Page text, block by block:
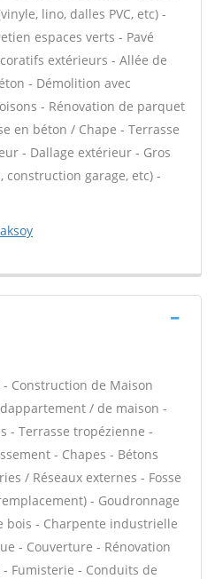
lino, dalles PVC, etc) -
espaces verts - Pavé
extérieurs - Allée de
- Démolition avec
- Rénovation de parquet
en béton / Chape - Terrasse
- Dallage extérieur - Gros
construction garage, etc) -
Construction de Maison
/ de maison -
- Terrasse tropézienne -
- Chapes - Bétons
/ Réseaux externes - Fosse
- Goudronnage
- Charpente industrielle
- Couverture - Rénovation
Fumisterie - Conduits de